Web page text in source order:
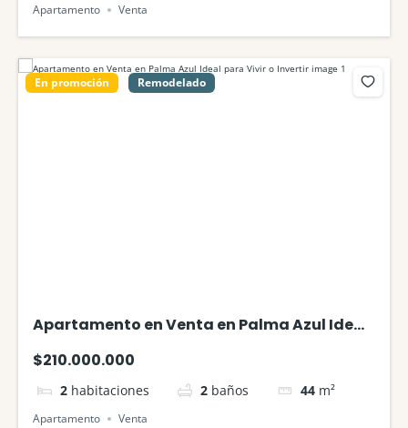
Apartamento Venta
En promoción Remodelado
Apartamento en Venta en Palma Azul Ideal
$210.000.000
2 habitaciones 2 baños 44 m²
Apartamento Venta